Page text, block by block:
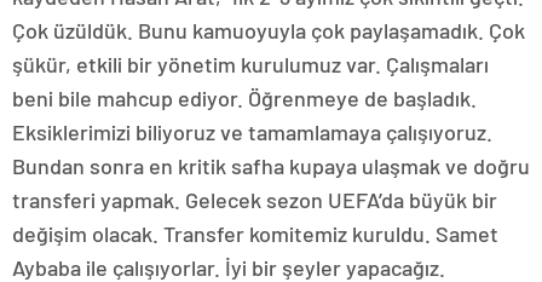
Çok üzüldük. Bunu kamuoyuyla çok paylaşamadık. Çok
şükür, etkili bir yönetim kurulumuz var. Çalışmaları
beni bile mahcup ediyor. Öğrenmeye de başladık.
Eksiklerimizi biliyoruz ve tamamlamaya çalışıyoruz.
Bundan sonra en kritik safha kupaya ulaşmak ve doğru
transferi yapmak. Gelecek sezon UEFA’da büyük bir
değişim olacak. Transfer komitemiz kuruldu. Samet
Aybaba ile çalışıyorlar. İyi bir şeyler yapacağız.